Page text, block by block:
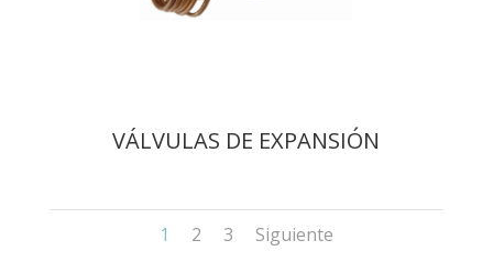
VÁLVULAS DE EXPANSIÓN
1 2 3 Siguiente